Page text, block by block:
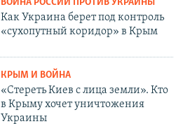
ВОЙНА РОССИИ ПРОТИВ УКРАИНЫ
Как Украина берет под контроль
«сухопутный коридор» в Крым
КРЫМ И ВОЙНА
«Стереть Киев с лица земли». Кто
в Крыму хочет уничтожения
Украины